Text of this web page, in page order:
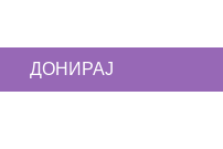
ДОНИРАЈ